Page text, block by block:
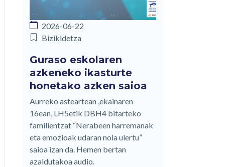
2026-06-22
Bizikidetza
Guraso eskolaren
azkeneko ikasturte
honetako azken saioa
Aurreko asteartean ,ekainaren
16ean, LH5etik DBH4 bitarteko
familientzat “Nerabeen harremanak
eta emozioak udaran nola ulertu”
saioa izan da. Hemen bertan
azaldutakoa audio.